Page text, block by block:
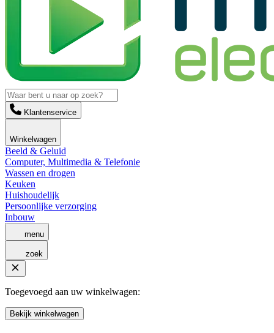
Klantenservice
Winkelwagen
Beeld & Geluid
Computer, Multimedia & Telefonie
Wassen en drogen
Keuken
Huishoudelijk
Persoonlijke verzorging
Inbouw
menu
zoek
Toegevoegd aan uw winkelwagen:
Bekijk winkelwagen